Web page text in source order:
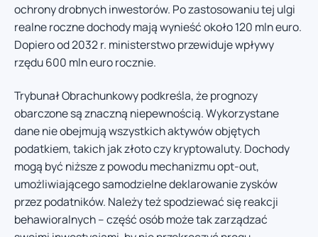
ochrony drobnych inwestorów. Po zastosowaniu tej ulgi
realne roczne dochody mają wynieść około 120 mln euro.
Dopiero od 2032 r. ministerstwo przewiduje wpływy
rzędu 600 mln euro rocznie.
Trybunał Obrachunkowy podkreśla, że prognozy
obarczone są znaczną niepewnością. Wykorzystane
dane nie obejmują wszystkich aktywów objętych
podatkiem, takich jak złoto czy kryptowaluty. Dochody
mogą być niższe z powodu mechanizmu opt-out,
umożliwiającego samodzielne deklarowanie zysków
przez podatników. Należy też spodziewać się reakcji
behawioralnych – część osób może tak zarządzać